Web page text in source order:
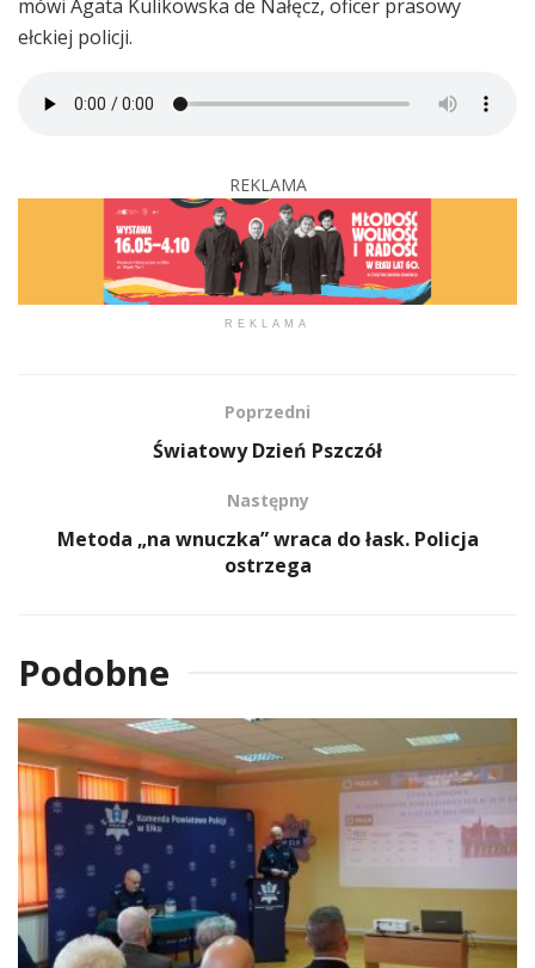
mówi Agata Kulikowska de Nałęcz, oficer prasowy
ełckiej policji.
REKLAMA
REKLAMA
Poprzedni
Światowy Dzień Pszczół
Następny
Metoda „na wnuczka” wraca do łask. Policja
ostrzega
Podobne